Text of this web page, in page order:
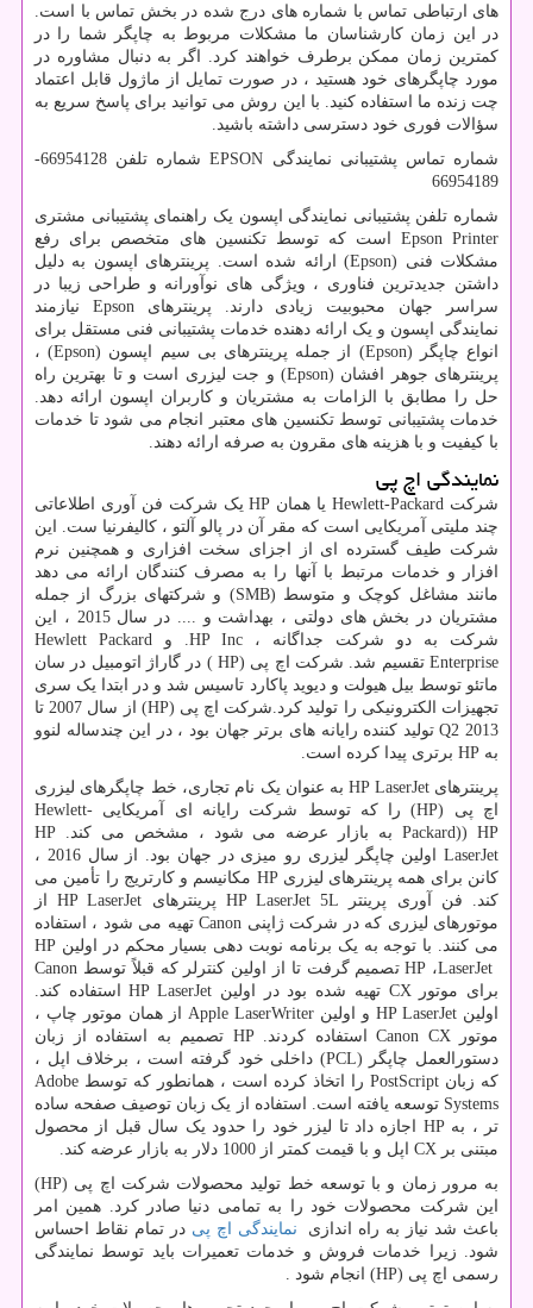
های ارتباطی تماس با شماره های درج شده در بخش تماس با است.
در این زمان کارشناسان ما مشکلات مربوط به چاپگر شما را در
کمترین زمان ممکن برطرف خواهند کرد. اگر به دنبال مشاوره در
مورد چاپگرهای خود هستید ، در صورت تمایل از ماژول قابل اعتماد
چت زنده ما استفاده کنید. با این روش می توانید برای پاسخ سریع به
سؤالات فوری خود دسترسی داشته باشید.
شماره تماس پشتیبانی نمایندگی EPSON
شماره تلفن 66954128-
66954189
شماره تلفن پشتیبانی نمایندگی اپسون یک راهنمای پشتیبانی مشتری
Epson Printer است که توسط تکنسین های متخصص برای رفع
مشکلات فنی (Epson) ارائه شده است. پرینترهای اپسون به دلیل
داشتن جدیدترین فناوری ، ویژگی های نوآورانه و طراحی زیبا در
سراسر جهان محبوبیت زیادی دارند. پرینترهای Epson نیازمند
نمایندگی اپسون و یک ارائه دهنده خدمات پشتیبانی فنی مستقل برای
انواع چاپگر (Epson) از جمله پرینترهای بی سیم اپسون (Epson) ،
پرینترهای جوهر افشان (Epson) و جت لیزری است و تا بهترین راه
حل را مطابق با الزامات به مشتریان و کاربران اپسون ارائه دهد.
خدمات پشتیبانی توسط تکنسین های معتبر انجام می شود تا خدمات
با کیفیت و با هزینه های مقرون به صرفه ارائه دهند.
نمایندگی اچ پی
شرکت Hewlett-Packardیا همان HPیک شرکت فن آوری اطلاعاتی
چند ملیتی آمریکایی است که مقر آن در پالو آلتو ، کالیفرنیا ست. این
شرکت طیف گسترده ای از اجزای سخت افزاری و همچنین نرم
افزار و خدمات مرتبط با آنها را به مصرف کنندگان ارائه می دهد
مانند مشاغل کوچک و متوسط (SMB) و شرکتهای بزرگ از جمله
مشتریان در بخش های دولتی ، بهداشت و .... در سال 2015 ، این
شرکت به دو شرکت جداگانه ، HP Inc . و
Hewlett Packard
Enterprise تقسیم شد. شرکت اچ پی (HP ) در گاراژ اتومبیل در سان
ماتئو توسط بیل هیولت و دیوید پاکارد تاسیس شد و در ابتدا یک سری
تجهیزات الکترونیکی را تولید کرد.شرکت اچ پی (HP) از سال 2007 تا
Q2 2013تولید کننده رایانه های برتر جهان بود ، در این چندساله لنوو
به HP برتری پیدا کرده است.
پرینترهایHP LaserJetبه عنوان یک نام تجاری، خط چاپگرهای لیزری
اچ پی HP)) را که توسط شرکت رایانه ای آمریکایی Hewlett-
Packard)) HPبه بازار عرضه می شود ، مشخص می کند. HP
LaserJet
اولین چاپگر لیزری رو میزی در جهان بود. از سال 2016 ،
کانن برای همه پرینترهای لیزریHP مکانیسم و کارتریج را تأمین می
کند. فن آوری پرینتر HP LaserJet 5L پرینترهای HP LaserJetاز
موتورهای لیزری که در شرکت ژاپنی Canonتهیه می شود ، استفاده
می کنند. با توجه به یک برنامه نوبت دهی بسیار محکم در اولین HP
LaserJet، HPتصمیم گرفت تا از اولین کنترلر که قبلاً توسط Canon
برای موتور CX تهیه شده بود در اولین HP LaserJetاستفاده کند.
اولین HP LaserJet و اولین Apple LaserWriter از همان موتور چاپ ،
موتور Canon CX استفاده کردند.HP تصمیم به استفاده از زبان
دستورالعمل چاپگر (PCL) داخلی خود گرفته است ، برخلاف اپل ،
که زبان PostScript را اتخاذ کرده است ، همانطور که توسط Adobe
Systems توسعه یافته است. استفاده از یک زبان توصیف صفحه ساده
تر ، بهHP اجازه داد تا لیزر خود را حدود یک سال قبل از محصول
مبتنی بر CX اپل و با قیمت کمتر از 1000 دلار به بازار عرضه کند.
به مرور زمان و با توسعه خط تولید محصولات شرکت اچ پی (HP
)
این شرکت محصولات خود را به تمامی دنیا صادر کرد. همین امر
باعث شد نیاز به راه اندازی نمایندگی اچ پی در تمام نقاط احساس
شود. زیرا خدمات فروش و خدمات تعمیرات باید توسط نمایندگی
رسمی اچ پی (HP) انجام شود .